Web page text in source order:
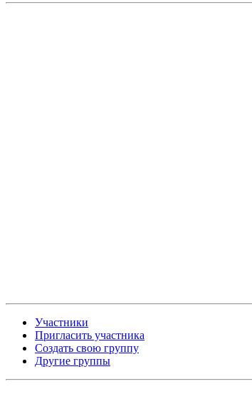
Участники
Пригласить участника
Создать свою группу
Другие группы